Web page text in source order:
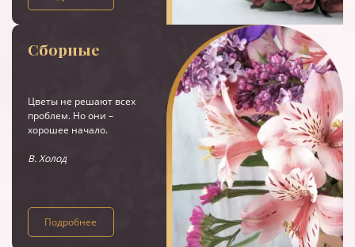
Сборные
Цветы не решают всех
проблем. Но они –
хорошее начало.
В. Холод
Подробнее